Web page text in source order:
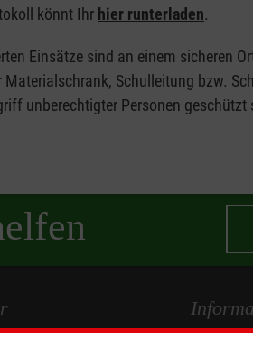
könnt Ihr hier runterladen.
Einsätze sind an einem sicheren
Materialschrank, Schulleitung bzw.
unberechtigter Personen geschützt